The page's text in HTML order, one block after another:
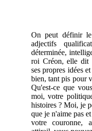
On peut définir
adjectifs
déterminée,
roi Créon, elle dit
ses propres idées
bien, tant pis pour
Qu'est-ce que
moi, votre
histoires ? Moi, je
que je n'aime pas
votre couronne,